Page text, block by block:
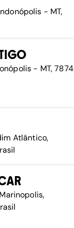
- MT,
- MT,
Atlântico,